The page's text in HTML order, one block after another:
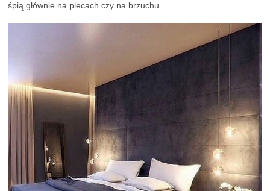
śpią głównie na plecach czy na brzuchu.